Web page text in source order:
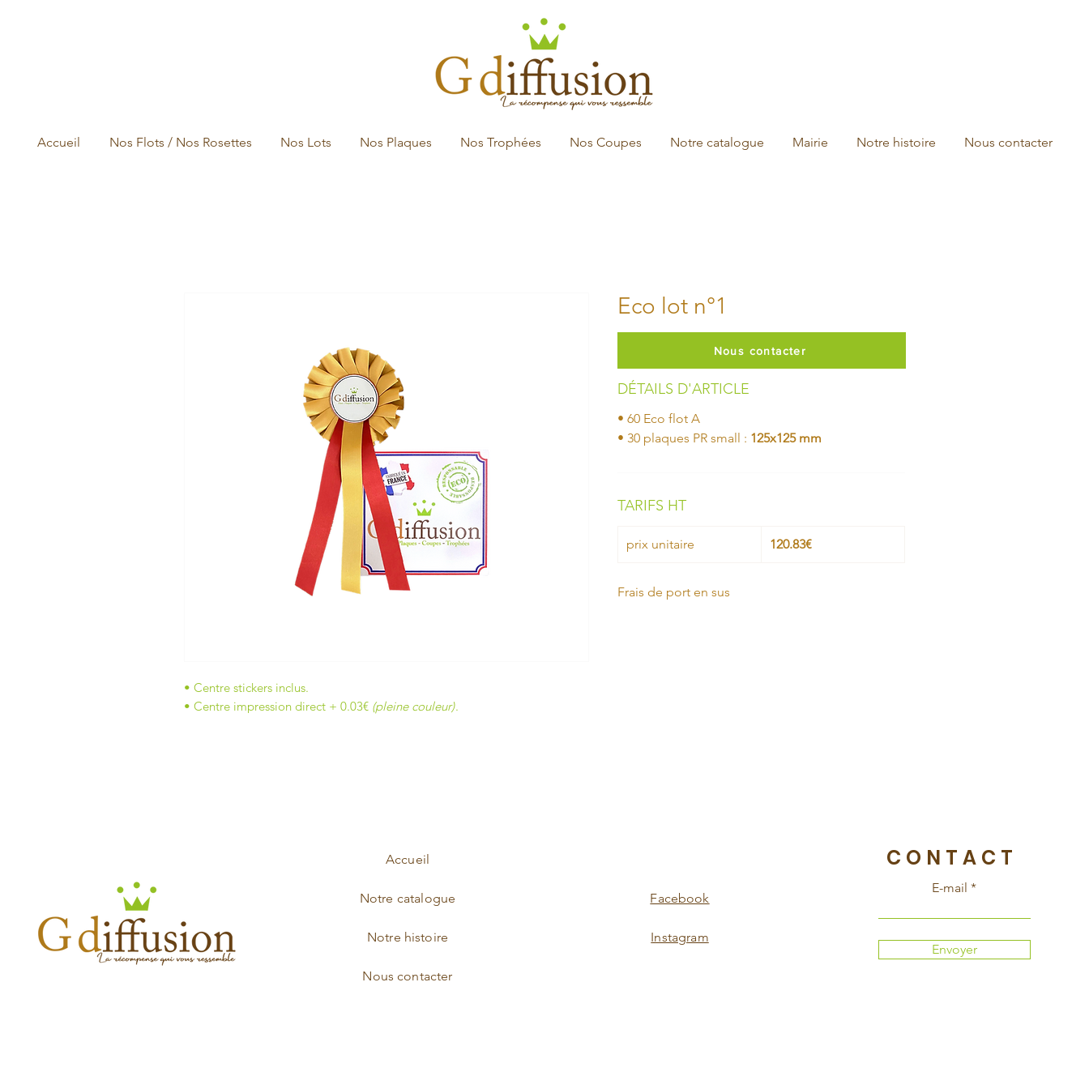
Accueil Nos Flots / Nos Rosettes Nos Lots Nos Plaques Nos Trophées Nos Coupes Notre catalogue Mairie Notre histoire Nous contacter
• Centre stickers inclus.
• Centre impression direct + 0.03€ (pleine couleur).
Eco lot n°1
DÉTAILS D'ARTICLE
• 60 Eco flot A
• 30 plaques PR small : 125x125 mm
TARIFS HT
prix unitaire 120.83€
Frais de port en sus
Nous contacter
Accueil
Notre catalogue
Notre histoire
Nous contacter
Facebook
Instagram
CONTACT
E-mail
Envoyer